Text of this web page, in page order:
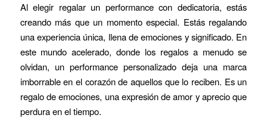
Al elegir regalar un performance con dedicatoria, estás
creando más que un momento especial. Estás regalando
una experiencia única, llena de emociones y significado. En
este mundo acelerado, donde los regalos a menudo se
olvidan, un performance personalizado deja una marca
imborrable en el corazón de aquellos que lo reciben. Es un
regalo de emociones, una expresión de amor y aprecio que
perdura en el tiempo.